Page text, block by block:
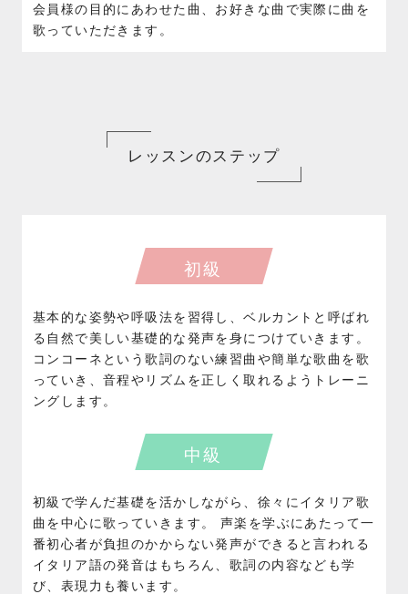
会員様の目的にあわせた曲、お好きな曲で実際に曲を
歌っていただきます。
レッスンのステップ
初級
基本的な姿勢や呼吸法を習得し、ベルカントと呼ばれ
る自然で美しい基礎的な発声を身につけていきます。
コンコーネという歌詞のない練習曲や簡単な歌曲を歌
っていき、音程やリズムを正しく取れるようトレーニ
ングします。
中級
初級で学んだ基礎を活かしながら、徐々にイタリア歌
曲を中心に歌っていきます。 声楽を学ぶにあたって一
番初心者が負担のかからない発声ができると言われる
イタリア語の発音はもちろん、歌詞の内容なども学
び、表現力も養います。